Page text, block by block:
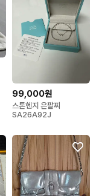
99,000원
스톤헨지 은팔찌
SA26A92J